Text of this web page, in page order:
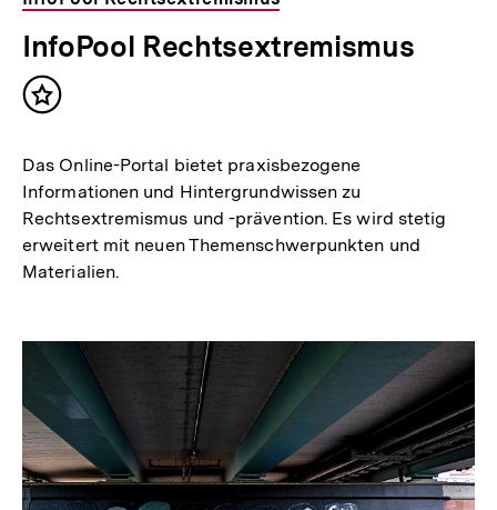
InfoPool Rechtsextremismus
Inhalt
Das Online-Portal bietet praxisbezogene
Informationen und Hintergrundwissen zu
Rechtsextremismus und -prävention. Es wird stetig
erweitert mit neuen Themenschwerpunkten und
Materialien.